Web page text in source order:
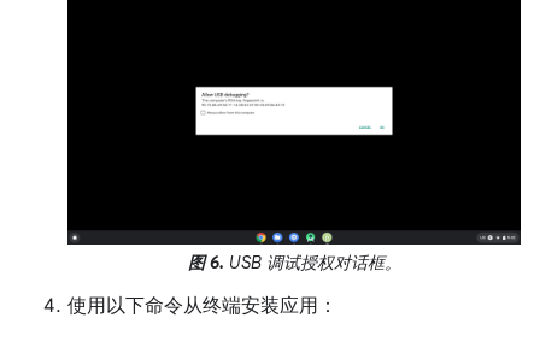
图 6. USB 调试授权对话框。
使用以下命令从终端安装应用：